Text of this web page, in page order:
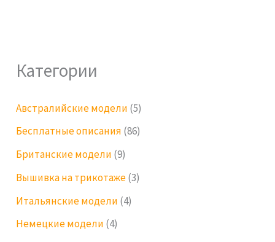
Категории
Австралийские модели (5)
Бесплатные описания (86)
Британские модели (9)
Вышивка на трикотаже(3)
Итальянские модели (4)
Немецкие модели (4)